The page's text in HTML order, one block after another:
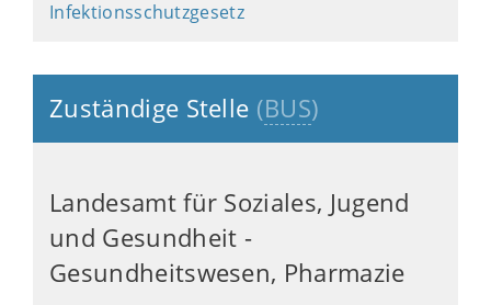
Infektionsschutzgesetz
Zuständige Stelle (BUS)
Landesamt für Soziales, Jugend
und Gesundheit -
Gesundheitswesen, Pharmazie